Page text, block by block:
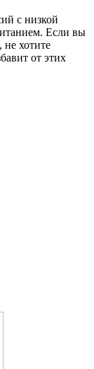
с низкой
Если вы
не хотите
от этих